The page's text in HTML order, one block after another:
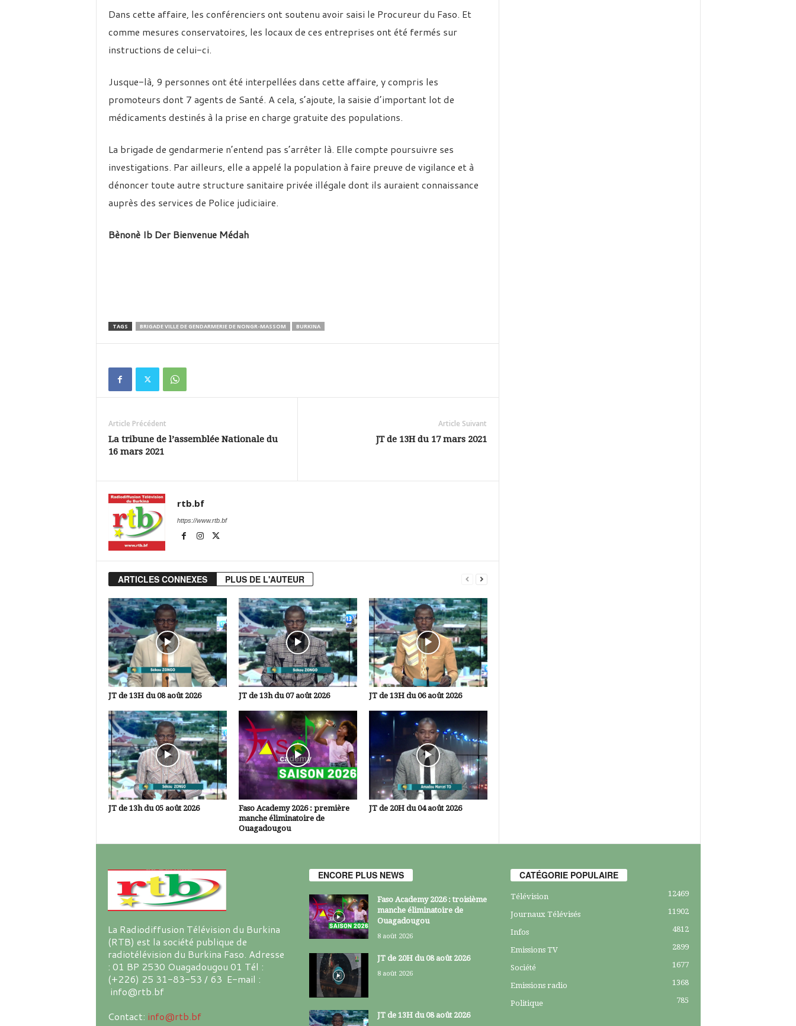
Dans cette affaire, les conférenciers ont soutenu avoir saisi le Procureur du Faso. Et
comme mesures conservatoires, les locaux de ces entreprises ont été fermés sur
instructions de celui-ci.
Jusque-là, 9 personnes ont été interpellées dans cette affaire, y compris les
promoteurs dont 7 agents de Santé. A cela, s’ajoute, la saisie d’important lot de
médicaments destinés à la prise en charge gratuite des populations.
La brigade de gendarmerie n’entend pas s’arrêter là. Elle compte poursuivre ses
investigations. Par ailleurs, elle a appelé la population à faire preuve de vigilance et à
dénoncer toute autre structure sanitaire privée illégale dont ils auraient connaissance
auprès des services de Police judiciaire.
Bènonè Ib Der Bienvenue Médah
TAGS BRIGADE VILLE DE GENDARMERIE DE NONGR-MASSOM BURKINA
Article Précédent
La tribune de l’assemblée Nationale du
16 mars 2021
Article Suivant
JT de 13H du 17 mars 2021
rtb.bf
https://www.rtb.bf
ARTICLES CONNEXES PLUS DE L'AUTEUR
JT de 13H du 08 août 2026 JT de 13h du 07 août 2026 JT de 13H du 06 août 2026
JT de 13h du 05 août 2026
Faso Academy 2026 : première
manche éliminatoire de
Ouagadougou
JT de 20H du 04 août 2026
La Radiodiffusion Télévision du Burkina
(RTB) est la société publique de
radiotélévision du Burkina Faso. Adresse
: 01 BP 2530 Ouagadougou 01 Tél :
(+226) 25 31-83-53 / 63 E-mail :
info@rtb.bf
Contact: info@rtb.bf
ENCORE PLUS NEWS
Faso Academy 2026 : troisième
manche éliminatoire de
Ouagadougou
8 août 2026
JT de 20H du 08 août 2026
8 août 2026
JT de 13H du 08 août 2026
CATÉGORIE POPULAIRE
Télévision 12469
Journaux Télévisés 11902
Infos 4812
Emissions TV 2899
Société 1677
Emissions radio 1368
Politique 785